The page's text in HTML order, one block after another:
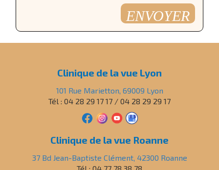
à
ENVOYER
Clinique de la vue Lyon
101 Rue Marietton, 69009 Lyon
Tél : 04 28 29 17 17 / 04 28 29 29 17
Clinique de la vue Roanne
37 Bd Jean-Baptiste Clément, 42300 Roanne